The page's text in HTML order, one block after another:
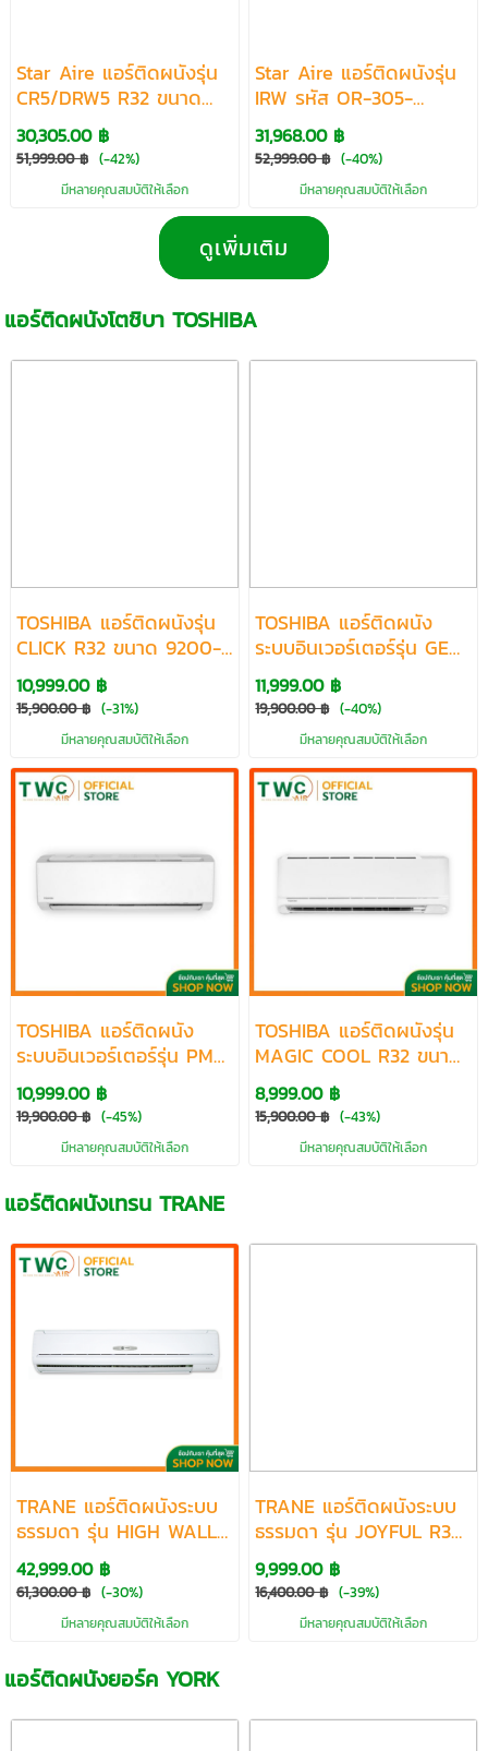
Star Aire แอร์ติดผนังรุ่น
CR5/DRW5 R32 ขนาด
31300-36231 BTU
30,305.00 ฿
51,999.00 ฿ (-42%)
มีหลายคุณสมบัติให้เลือก
Star Aire แอร์ติดผนังรุ่น
IRW รหัส OR-305-
A/IRW-305 ขนาด31000-
37500 BTU
31,968.00 ฿
52,999.00 ฿ (-40%)
มีหลายคุณสมบัติให้เลือก
ดูเพิ่มเติม
แอร์ติดผนังโตชิบา TOSHIBA
TOSHIBA แอร์ติดผนังรุ่น
CLICK R32 ขนาด 9200-
25250 BTU
10,999.00 ฿
15,900.00 ฿ (-31%)
มีหลายคุณสมบัติให้เลือก
TOSHIBA แอร์ติดผนัง
ระบบอินเวอร์เตอร์รุ่น GEN-
Z R32 ขนาด 9200-
25200 BTU
11,999.00 ฿
19,900.00 ฿ (-40%)
มีหลายคุณสมบัติให้เลือก
TOSHIBA แอร์ติดผนัง
ระบบอินเวอร์เตอร์รุ่น PM
CLEAR R32 ขนาด 8500-
17000 BTU
10,999.00 ฿
19,900.00 ฿ (-45%)
มีหลายคุณสมบัติให้เลือก
TOSHIBA แอร์ติดผนังรุ่น
MAGIC COOL R32 ขนาด
9200-24000 BTU
8,999.00 ฿
15,900.00 ฿ (-43%)
มีหลายคุณสมบัติให้เลือก
แอร์ติดผนังเทรน TRANE
TRANE แอร์ติดผนังระบบ
ธรรมดา รุ่น HIGH WALL
R32 ขนาด 30000-
36000 BTU
42,999.00 ฿
61,300.00 ฿ (-30%)
มีหลายคุณสมบัติให้เลือก
TRANE แอร์ติดผนังระบบ
ธรรมดา รุ่น JOYFUL R32
ขนาด 9000-25000 BTU
9,999.00 ฿
16,400.00 ฿ (-39%)
มีหลายคุณสมบัติให้เลือก
แอร์ติดผนังยอร์ค YORK